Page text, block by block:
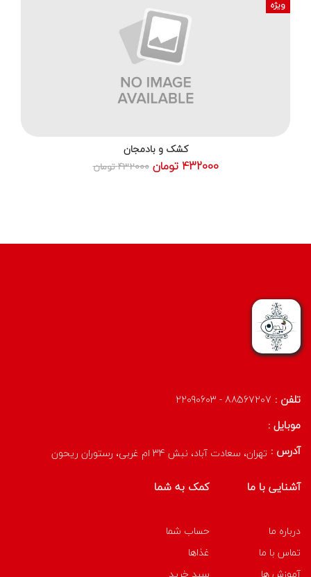
ویژه
کشک و بادمجان
432000 تومان 432000 تومان
تلفن : 88567207 - 22090603
موبایل :
آدرس : تهران، سعادت آباد، نبش 34 ام غربی، رستوران ریحون
آشنایی با ما
درباره ما
تماس با ما
کمک به شما
حساب شما
غذاها